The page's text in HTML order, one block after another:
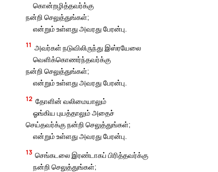
கொன்றழித்தவர்க்கு
நன்றி செலுத்துங்கள்;
என்றும் உள்ளது அவரது பேரன்பு.
11 அவர்கள் நடுவிலிருந்து இஸ்ரயேலை
வெளிக்கொணர்ந்தவர்க்கு
நன்றி செலுத்துங்கள்;
என்றும் உள்ளது அவரது பேரன்பு.
12 தோளின் வலிமையாலும்
ஓங்கிய புயத்தாலும் அதைச்
செய்தவர்க்கு நன்றி செலுத்துங்கள்;
என்றும் உள்ளது அவரது பேரன்பு.
13 செங்கடலை இரண்டாகப் பிரித்தவர்க்கு
நன்றி செலுத்துங்கள்;